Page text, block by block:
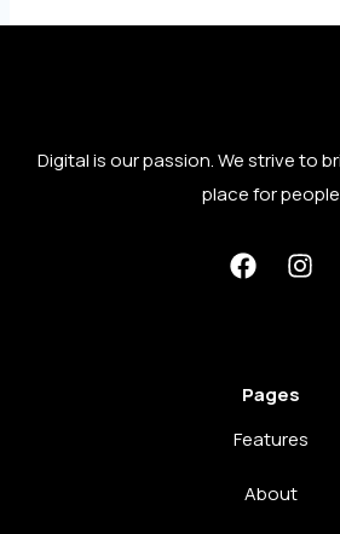
Digital is our passion. We strive to
place for people
Pages
Features
About